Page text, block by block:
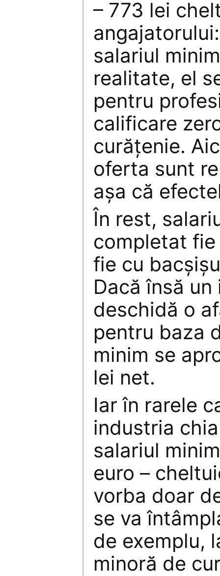
– 773 lei
salariul
realitate, el
pentru
calificare
curăţenie.
oferta sunt
aşa că
În rest,
completat
fie cu
Dacă însă
deschidă o
pentru baza
minim se
lei net.
Iar în rarele
industria
salariul
euro –
vorba doar
se va
de exemplu,
minoră de